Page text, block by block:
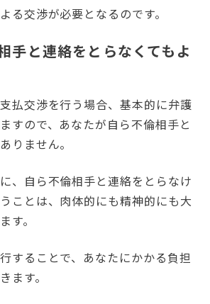
る交渉が必要となるのです。
手と連絡をとらなくてもよ
払交渉を行う場合、基本的に弁護
すので、あなたが自ら不倫相手と
りません。
、自ら不倫相手と連絡をとらなけ
ことは、肉体的にも精神的にも大
す。
することで、あなたにかかる負担
ます。